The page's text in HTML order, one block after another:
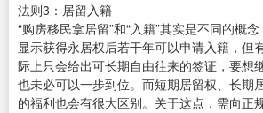
法则3：居留入籍
“购房移民拿居留”和“入籍”其实是不同的概
显示获得永居权后若干年可以申请入籍，但
际上只会给出可长期自由往来的签证，要想
也未必可以一步到位。而短期居留权、长期
的福利也会有很大区别。关于这点，需向正